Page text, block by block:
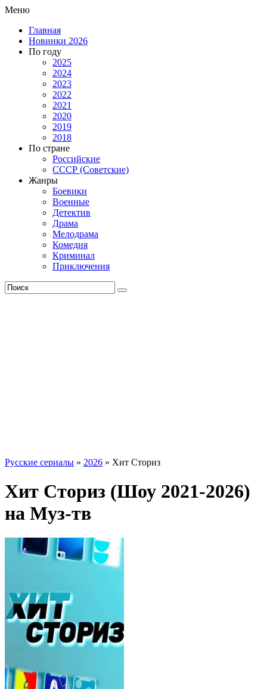
Меню
Главная
Новинки 2026
По году
2025
2024
2023
2022
2021
2020
2019
2018
По стране
Российские
СССР (Советские)
Жанры
Боевики
Военные
Детектив
Драма
Мелодрама
Комедия
Криминал
Приключения
Русские сериалы » 2026 » Хит Сториз
Хит Сториз (Шоу 2021-2026)
на Муз-тв